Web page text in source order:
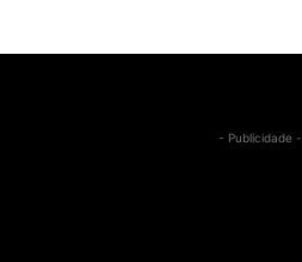
- Publicidade -